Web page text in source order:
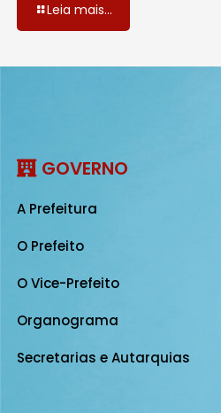
Leia mais...
GOVERNO
A Prefeitura
O Prefeito
O Vice-Prefeito
Organograma
Secretarias e Autarquias